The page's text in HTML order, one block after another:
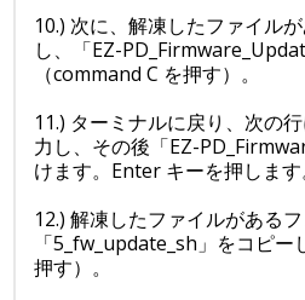
10.) 次に、解凍したファイル
し、「EZ-
（command C を押す）。
11.) ターミナルに戻り、次の
力し、その後「EZ-
けます。Enter キーを押します
12.) 解凍したファイルがあるフ
「5_fw_update_sh」をコピ
押す）。